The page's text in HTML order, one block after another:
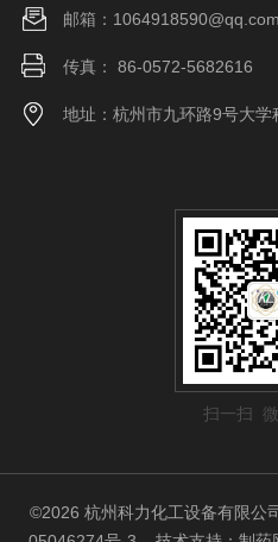
邮箱：1064918590@qq.com
传真： 86-0572-5682616
地址：杭州市九环路9号大学
扫一扫
©2026 杭州科力化工设备有限